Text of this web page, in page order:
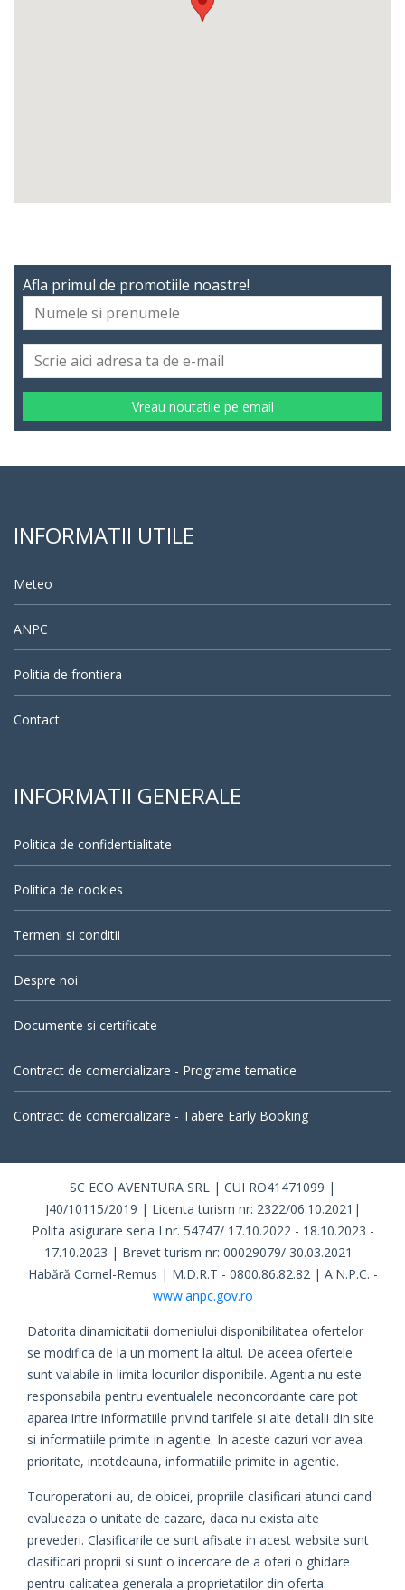
Afla primul de promotiile noastre!
Vreau noutatile pe email
INFORMATII UTILE
Meteo
ANPC
Politia de frontiera
Contact
INFORMATII GENERALE
Politica de confidentialitate
Politica de cookies
Termeni si conditii
Despre noi
Documente si certificate
Contract de comercializare - Programe tematice
Contract de comercializare - Tabere Early Booking
SC ECO AVENTURA SRL | CUI RO41471099 |
J40/10115/2019 | Licenta turism nr: 2322/06.10.2021|
Polita asigurare seria I nr. 54747/ 17.10.2022 - 18.10.2023 -
17.10.2023 | Brevet turism nr: 00029079/ 30.03.2021 -
Habără Cornel-Remus | M.D.R.T - 0800.86.82.82 | A.N.P.C. -
www.anpc.gov.ro
Datorita dinamicitatii domeniului disponibilitatea ofertelor
se modifica de la un moment la altul. De aceea ofertele
sunt valabile in limita locurilor disponibile. Agentia nu este
responsabila pentru eventualele neconcordante care pot
aparea intre informatiile privind tarifele si alte detalii din site
si informatiile primite in agentie. In aceste cazuri vor avea
prioritate, intotdeauna, informatiile primite in agentie.
Touroperatorii au, de obicei, propriile clasificari atunci cand
evalueaza o unitate de cazare, daca nu exista alte
prevederi. Clasificarile ce sunt afisate in acest website sunt
clasificari proprii si sunt o incercare de a oferi o ghidare
pentru calitatea generala a proprietatilor din oferta.